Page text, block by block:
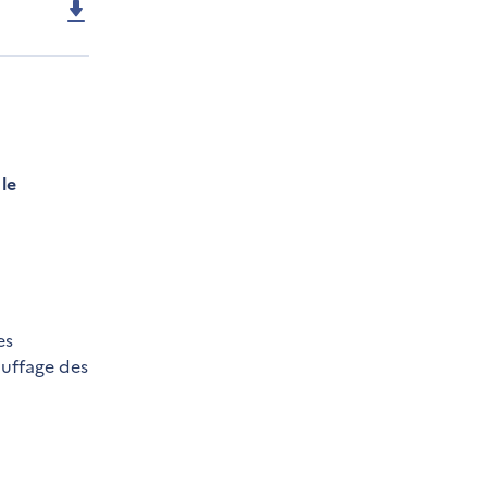
le
des